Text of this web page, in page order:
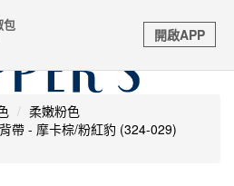
過任何名義要求核對購物資訊 及 信用
，請立即掛斷並撥打165反詐騙專線
柔嫩粉色
帶 - 摩卡棕/粉紅豹 (324-029)
包
開啟APP